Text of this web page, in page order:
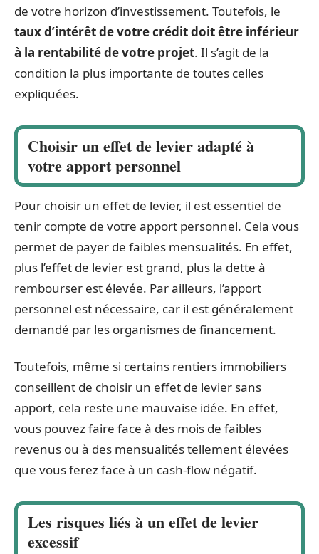
de votre horizon d’investissement. Toutefois, le
taux d’intérêt de votre crédit doit être inférieur
à la rentabilité de votre projet. Il s’agit de la
condition la plus importante de toutes celles
expliquées.
Choisir un effet de levier adapté à
votre apport personnel
Pour choisir un effet de levier, il est essentiel de
tenir compte de votre apport personnel. Cela vous
permet de payer de faibles mensualités. En effet,
plus l’effet de levier est grand, plus la dette à
rembourser est élevée. Par ailleurs, l’apport
personnel est nécessaire, car il est généralement
demandé par les organismes de financement.
Toutefois, même si certains rentiers immobiliers
conseillent de choisir un effet de levier sans
apport, cela reste une mauvaise idée. En effet,
vous pouvez faire face à des mois de faibles
revenus ou à des mensualités tellement élevées
que vous ferez face à un cash-flow négatif.
Les risques liés à un effet de levier
excessif